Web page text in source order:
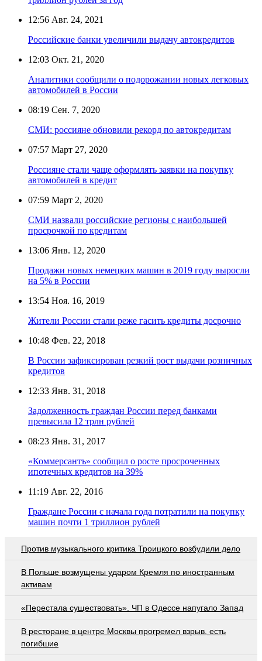
12:56 Авг. 24, 2021
Российские банки увеличили выдачу автокредитов
12:03 Окт. 21, 2020
Аналитики сообщили о подорожании новых легковых
автомобилей в России
08:19 Сен. 7, 2020
СМИ: россияне обновили рекорд по автокредитам
07:57 Март 27, 2020
Россияне стали чаще оформлять заявки на покупку
автомобилей в кредит
07:59 Март 2, 2020
СМИ назвали российские регионы с наибольшей
просрочкой по кредитам
13:06 Янв. 12, 2020
Продажи новых немецких машин в 2019 году выросли
на 5% в России
13:54 Ноя. 16, 2019
Жители России стали реже гасить кредиты досрочно
10:48 Фев. 22, 2018
В России зафиксирован резкий рост выдачи розничных
кредитов
12:33 Янв. 31, 2018
Задолженность граждан России перед банками
превысила 12 трлн рублей
08:23 Янв. 31, 2017
«Коммерсантъ» сообщил о росте просроченных
ипотечных кредитов на 39%
11:19 Авг. 22, 2016
Граждане России с начала года потратили на покупку
машин почти 1 триллион рублей
Против музыкального критика Троицкого возбудили дело
В Польше возмущены ударом Кремля по иностранным
активам
«Перестала существовать». ЧП в Одессе напугало Запад
В ресторане в центре Москвы прогремел взрыв, есть
погибшие